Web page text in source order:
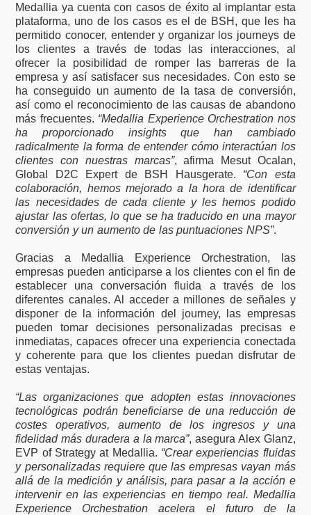
Medallia ya cuenta con casos de éxito al implantar esta
plataforma, uno de los casos es el de BSH, que les ha
permitido conocer, entender y organizar los journeys de
los clientes a través de todas las interacciones, al
ofrecer la posibilidad de romper las barreras de la
empresa y así satisfacer sus necesidades. Con esto se
ha conseguido un aumento de la tasa de conversión,
así como el reconocimiento de las causas de abandono
más frecuentes. “Medallia Experience Orchestration nos
ha proporcionado insights que han cambiado
radicalmente la forma de entender cómo interactúan los
clientes con nuestras marcas”, afirma Mesut Ocalan,
Global D2C Expert de BSH Hausgerate. “Con esta
colaboración, hemos mejorado a la hora de identificar
las necesidades de cada cliente y les hemos podido
ajustar las ofertas, lo que se ha traducido en una mayor
conversión y un aumento de las puntuaciones NPS”.
Gracias a Medallia Experience Orchestration, las
empresas pueden anticiparse a los clientes con el fin de
establecer una conversación fluida a través de los
diferentes canales. Al acceder a millones de señales y
disponer de la información del journey, las empresas
pueden tomar decisiones personalizadas precisas e
inmediatas, capaces ofrecer una experiencia conectada
y coherente para que los clientes puedan disfrutar de
estas ventajas.
“Las organizaciones que adopten estas innovaciones
tecnológicas podrán beneficiarse de una reducción de
costes operativos, aumento de los ingresos y una
fidelidad más duradera a la marca”, asegura Alex Glanz,
EVP of Strategy at Medallia. “Crear experiencias fluidas
y personalizadas requiere que las empresas vayan más
allá de la medición y análisis, para pasar a la acción e
intervenir en las experiencias en tiempo real. Medallia
Experience Orchestration acelera el futuro de la